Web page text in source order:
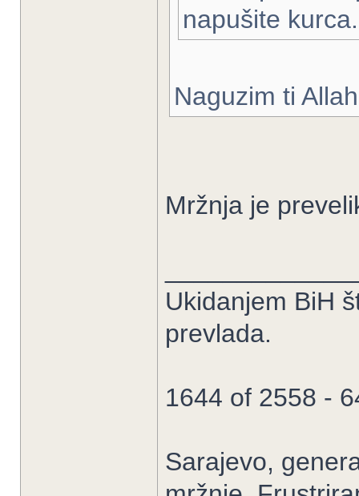
napušite
Naguzim ti
Mržnja je
Ukidanjem BiH
prevlada.
1644 of 2558 -
Sarajevo,